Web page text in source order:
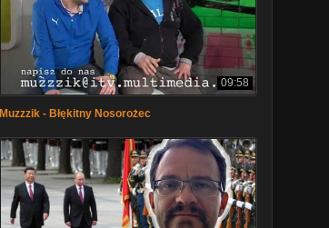
09:58
Muzzzik - Błękitny Nosorożec